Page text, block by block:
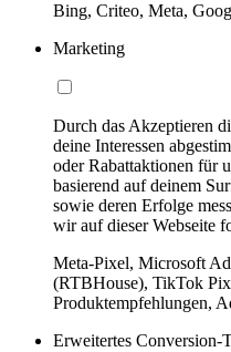
Bing, Criteo, Meta,
Marketing
Durch das Akzeptieren
deine Interessen
oder Rabattaktionen für
basierend auf deinem
sowie deren Erfolge
wir auf dieser Webseite
Meta-Pixel, Microsoft
(RTBHouse), TikTok
Produktempfehlungen,
Erweitertes Conversion-